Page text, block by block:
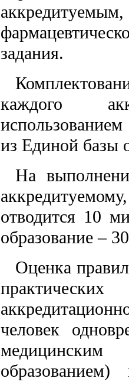
задания.
каждого
из Единой базы
На
отводится 10
образование –
Оценка
человек